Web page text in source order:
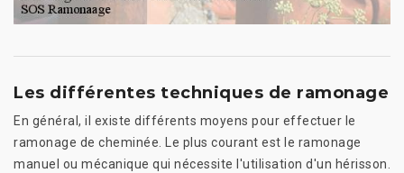
Les différentes techniques de ramonage
En général, il existe différents moyens pour effectuer le
ramonage de cheminée. Le plus courant est le ramonage
manuel ou mécanique qui nécessite l'utilisation d'un hérisson.